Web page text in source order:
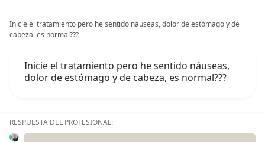
Inicie el tratamiento pero he sentido náuseas, dolor de estómago y de
cabeza, es normal???
Inicie el tratamiento pero he sentido náuseas,
dolor de estómago y de cabeza, es normal???
RESPUESTA DEL PROFESIONAL: